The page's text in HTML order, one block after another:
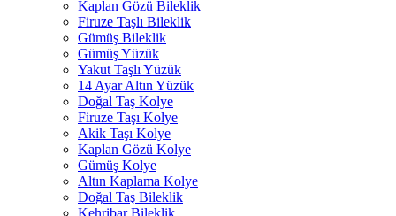
Kaplan Gözü Bileklik
Firuze Taşlı Bileklik
Gümüş Bileklik
Gümüş Yüzük
Yakut Taşlı Yüzük
14 Ayar Altın Yüzük
Doğal Taş Kolye
Firuze Taşı Kolye
Akik Taşı Kolye
Kaplan Gözü Kolye
Gümüş Kolye
Altın Kaplama Kolye
Doğal Taş Bileklik
Kehribar Bileklik